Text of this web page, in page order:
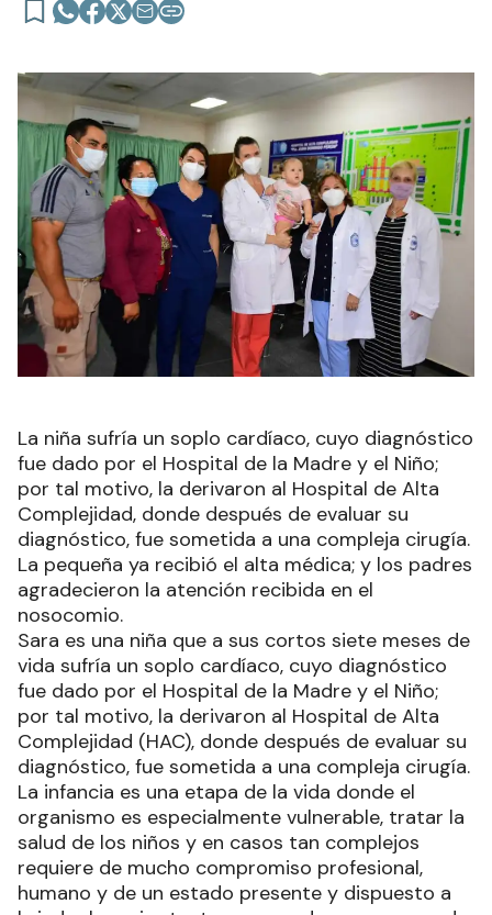
La niña sufría un soplo cardíaco, cuyo diagnóstico
fue dado por el Hospital de la Madre y el Niño;
por tal motivo, la derivaron al Hospital de Alta
Complejidad, donde después de evaluar su
diagnóstico, fue sometida a una compleja cirugía.
La pequeña ya recibió el alta médica; y los padres
agradecieron la atención recibida en el
nosocomio.
Sara es una niña que a sus cortos siete meses de
vida sufría un soplo cardíaco, cuyo diagnóstico
fue dado por el Hospital de la Madre y el Niño;
por tal motivo, la derivaron al Hospital de Alta
Complejidad (HAC), donde después de evaluar su
diagnóstico, fue sometida a una compleja cirugía.
La infancia es una etapa de la vida donde el
organismo es especialmente vulnerable, tratar la
salud de los niños y en casos tan complejos
requiere de mucho compromiso profesional,
humano y de un estado presente y dispuesto a